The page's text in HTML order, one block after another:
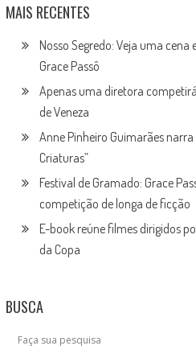
MAIS RECENTES
Nosso Segredo: Veja uma
Grace Passô
Apenas uma diretora
de Veneza
Anne Pinheiro Guimarães
Criaturas”
Festival de Gramado: Grace
competição de longa de ficção
E-book reúne filmes dirigidos
da Copa
BUSCA